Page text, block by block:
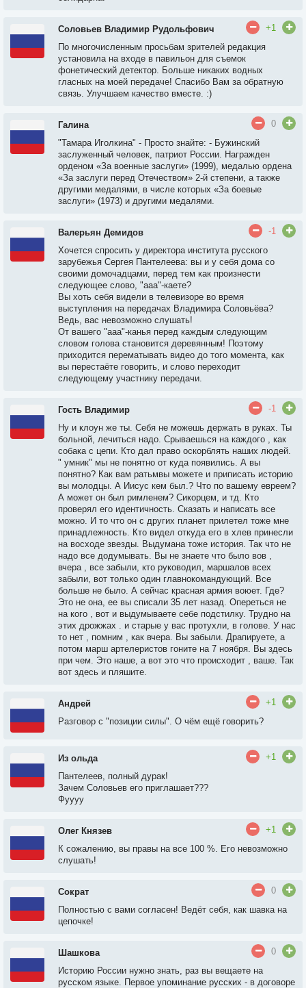
Соловьев Владимир Рудольфович
+1
По многочисленным просьбам зрителей редакция
установила на входе в павильон для съемок
фонетический детектор. Больше никаких водных
гласных на моей передаче! Спасибо Вам за обратную
связь. Улучшаем качество вместе. :)
Галина
0
"Тамара Иголкина" - Просто знайте: - Бужинский
заслуженный человек, патриот России. Награжден
орденом «За военные заслуги» (1999), медалью ордена
«За заслуги перед Отечеством» 2-й степени, а также
другими медалями, в числе которых «За боевые
заслуги» (1973) и другими медалями.
Валерьян Демидов
-1
Хочется спросить у директора института русского
зарубежья Сергея Пантелеева: вы и у себя дома со
своими домочадцами, перед тем как произнести
следующее слово, "ааа"-каете?
Вы хоть себя видели в телевизоре во время
выступления на передачах Владимира Соловьёва?
Ведь, вас невозможно слушать!
От вашего "ааа"-канья перед каждым следующим
словом голова становится деревянным! Поэтому
приходится перематывать видео до того момента, как
вы перестаёте говорить, и слово переходит
следующему участнику передачи.
Гость Владимир
-1
Ну и клоун же ты. Себя не можешь держать в руках. Ты
больной, лечиться надо. Срываешься на каждого , как
собака с цепи. Кто дал право оскорблять наших людей.
" умник" мы не понятно от куда появились. А вы
понятно? Как вам ратьмвы можете и приписать историю
вы молодцы. А Иисус кем был.? Что по вашему евреем?
А может он был римленем? Сикорцем, и тд. Кто
проверял его идентичность. Сказать и написать все
можно. И то что он с других планет прилетел тоже мне
принадлежность. Кто видел откуда его в хлев принесли
на восходе звезды. Выдумана тоже история. Так что не
надо все додумывать. Вы не знаете что было вов ,
вчера , все забыли, кто руководил, маршалов всех
забыли, вот только один главнокомандующий. Все
больше не было. А сейчас красная армия воюет. Где?
Это не она, ее вы списали 35 лет назад. Опереться не
на кого , вот и выдумываете себе подстилку. Трудно на
этих дрожжах . и старые у вас протухли, в голове. У нас
то нет , помним , как вчера. Вы забыли. Драпируете, а
потом марш артелеристов гоните на 7 ноября. Вы здесь
при чем. Это наше, а вот это что происходит , ваше. Так
вот здесь и пляшите.
Андрей
+1
Разговор с "позиции силы". О чём ещё говорить?
Из ольда
+1
Пантелеев, полный дурак!
Зачем Соловьев его приглашает???
Фуууу
Олег Князев
+1
К сожалению, вы правы на все 100 %. Его невозможно
слушать!
Сократ
0
Полностью с вами согласен! Ведёт себя, как шавка на
цепочке!
Шашкова
0
Историю России нужно знать, раз вы вещаете на
русском языке. Первое упоминание русских - в договоре